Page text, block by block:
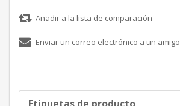
Añadir a la lista de comparación
Enviar un correo electrónico a un amigo
Etiquetas de producto